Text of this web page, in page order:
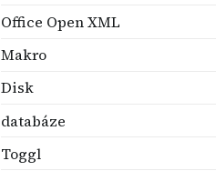
Office Open XML
Makro
Disk
databáze
Toggl